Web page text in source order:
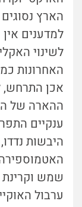
הארץ
למדענים
האחרונות
אכן
ההארה של
ענקיים
היבשות
האטמוספירה
שמש
ערבול